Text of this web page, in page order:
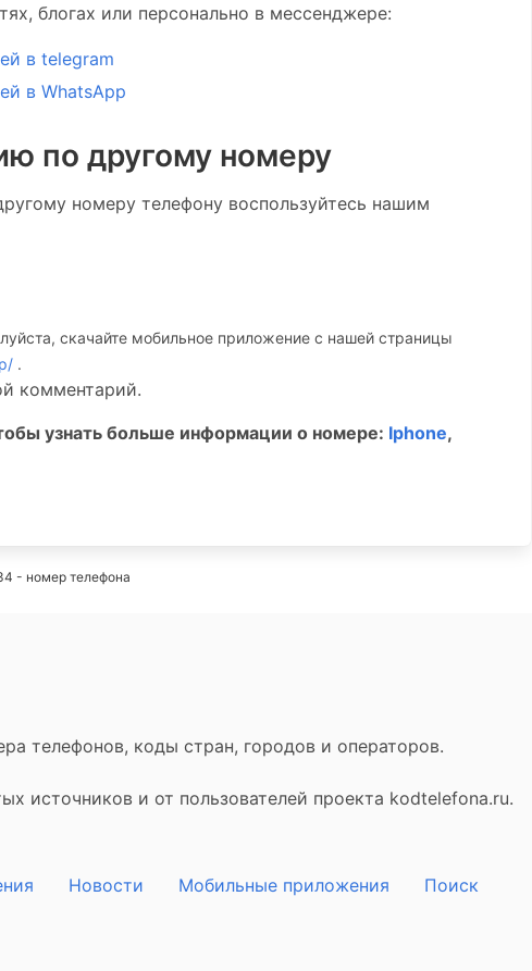
блогах или персонально в мессенджере:
в telegram
в WhatsApp
по другому номеру
номеру телефону воспользуйтесь нашим
скачайте мобильное приложение c нашей страницы
.
комментарий.
узнать больше информации о номере: Iphone,
- номер телефона
телефонов, коды стран, городов и операторов.
источников и от пользователей проекта kodtelefona.ru.
Новости Мобильные приложения Поиск